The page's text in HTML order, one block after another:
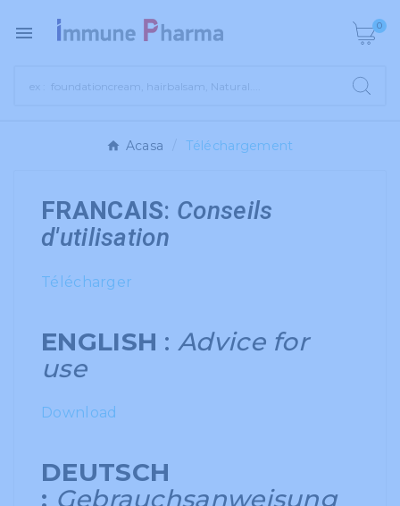
 0
Acasa Téléchargement
FRANCAIS: Conseils
d'utilisation
Télécharger
ENGLISH :Advice for
use
Download
DEUTSCH
: Gebrauchsanweisung